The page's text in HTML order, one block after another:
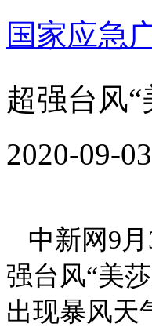
国家应急
超强台风
2020-09-
中新网9
强台风“美
出现暴风天